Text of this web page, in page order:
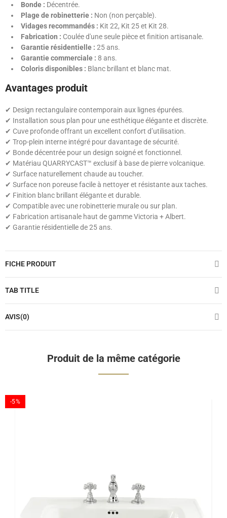
Bonde : Décentrée.
Plage de robinetterie : Non (non perçable).
Vidages recommandés : Kit 22, Kit 25 et Kit 28.
Fabrication : Coulée d'une seule pièce et finition artisanale.
Garantie résidentielle : 25 ans.
Garantie commerciale : 8 ans.
Coloris disponibles : Blanc brillant et blanc mat.
Avantages produit
✔ Design rectangulaire contemporain aux lignes épurées.
✔ Installation sous plan pour une esthétique élégante et discrète.
✔ Cuve profonde offrant un excellent confort d’utilisation.
✔ Trop-plein interne intégré pour davantage de sécurité.
✔ Bonde décentrée pour un design soigné et fonctionnel.
✔ Matériau QUARRYCAST™ exclusif à base de pierre volcanique.
✔ Surface naturellement chaude au toucher.
✔ Surface non poreuse facile à nettoyer et résistante aux taches.
✔ Finition blanc brillant élégante et durable.
✔ Compatible avec une robinetterie murale ou sur plan.
✔ Fabrication artisanale haut de gamme Victoria + Albert.
✔ Garantie résidentielle de 25 ans.
FICHE PRODUIT
TAB TITLE
AVIS(0)
Produit de la même catégorie
-5%